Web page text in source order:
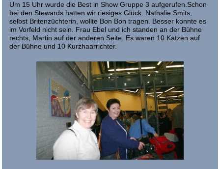
Um 15 Uhr wurde die Best in Show Gruppe 3 aufgerufen.Schon
bei den Stewards hatten wir riesiges Glück. Nathalie Smits,
selbst Britenzüchterin, wollte Bon Bon tragen. Besser konnte es
im Vorfeld nicht sein. Frau Ebel und ich standen an der Bühne
rechts, Martin auf der anderen Seite. Es waren 10 Katzen auf
der Bühne und 10 Kurzhaarrichter.